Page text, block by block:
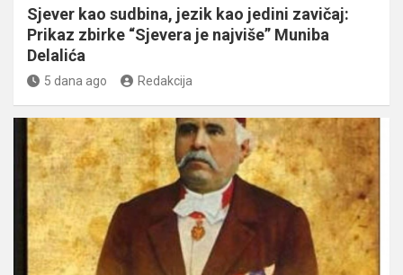
Sjever kao sudbina, jezik kao jedini zavičaj:
Prikaz zbirke “Sjevera je najviše” Muniba
Delalića
5 dana ago Redakcija